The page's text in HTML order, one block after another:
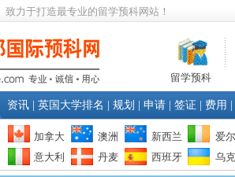
致力于打造最专业的留学预科网站！
留学预科
资讯 英国大学排名 规划 申请 签证 费用
加拿大 澳洲 新西兰
爱
意大利 丹麦 西班牙 乌